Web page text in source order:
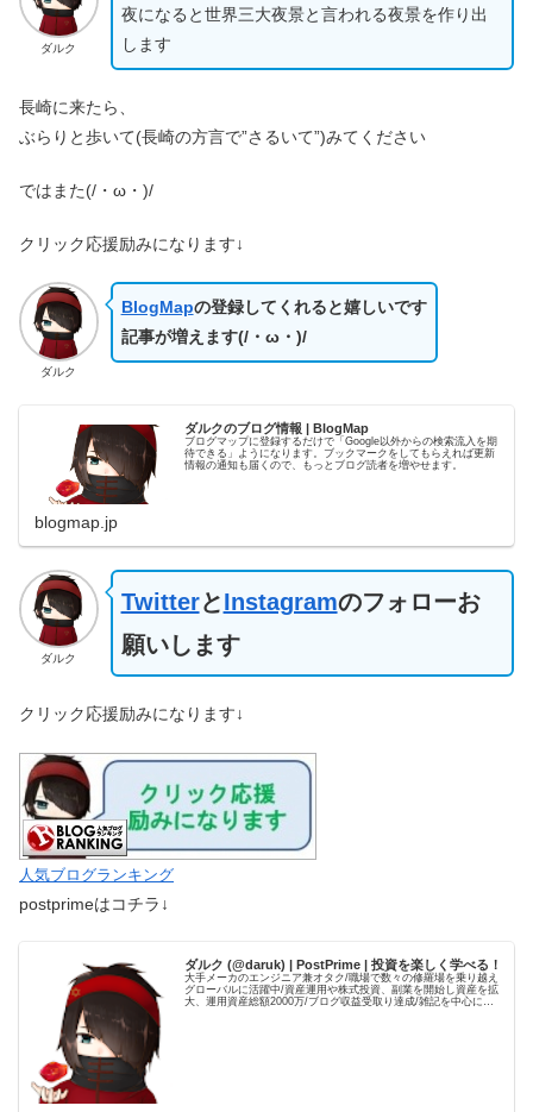
ダルク
夜になると世界三大夜景と言われる夜景を作り出
します
長崎に来たら、
ぶらりと歩いて(長崎の方言で”さるいて”)みてください
ではまた(/・ω・)/
クリック応援励みになります↓
ダルク
BlogMapの登録してくれると嬉しいです
記事が増えます(/・ω・)/
ダルクのブログ情報 | BlogMap
ブログマップに登録するだけで「Google以外からの検索流入を期
待できる」ようになります。ブックマークをしてもらえれば更新
情報の通知も届くので、もっとブログ読者を増やせます。
blogmap.jp
ダルク
TwitterとInstagramのフォローお
願いします
クリック応援励みになります↓
人気ブログランキング
postprimeはコチラ↓
ダルク (@daruk) | PostPrime | 投資を楽しく学べる！
大手メーカのエンジニア兼オタク/職場で数々の修羅場を乗り越え
グローバルに活躍中/資産運用や株式投資、副業を開始し資産を拡
大、運用資産総額2000万/ブログ収益受取り達成/雑記を中心に、